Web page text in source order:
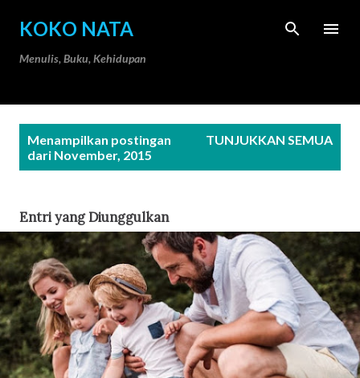
Langsung ke konten utama
KOKO NATA
Menulis, Buku, Kehidupan
n
g
a
n
Menampilkan postingan
dari November, 2015
TUNJUKKAN SEMUA
Entri yang Diunggulkan